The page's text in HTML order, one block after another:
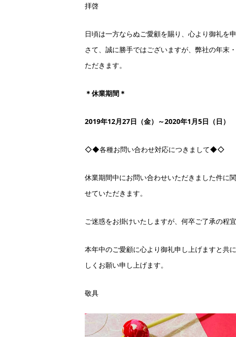
拝啓
日頃は一方ならぬご愛顧を賜り、心より御礼を申
さて、誠に勝手ではございますが、弊社の年末
ただきます。
＊休業期間＊
2019年12月27日（金）～2020年1月5日（日）
◇◆各種お問い合わせ対応につきまして◆◇
休業期間中にお問い合わせいただきました件に関
せていただきます。
ご迷惑をお掛けいたしますが、何卒ご了承の程
本年中のご愛顧に心より御礼申し上げますと共
しくお願い申し上げます。
敬具